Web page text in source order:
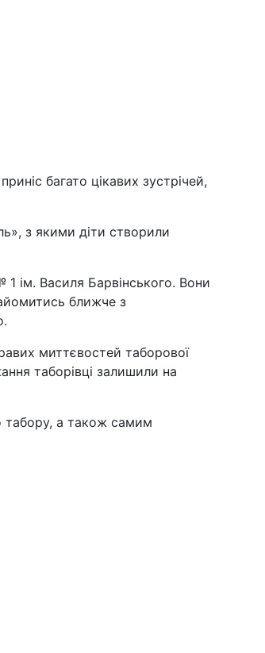
багато цікавих зустрічей,
з якими діти створили
1 ім. Василя Барвінського. Вони
ближче з
миттєвостей таборової
таборівці залишили на
табору, а також самим